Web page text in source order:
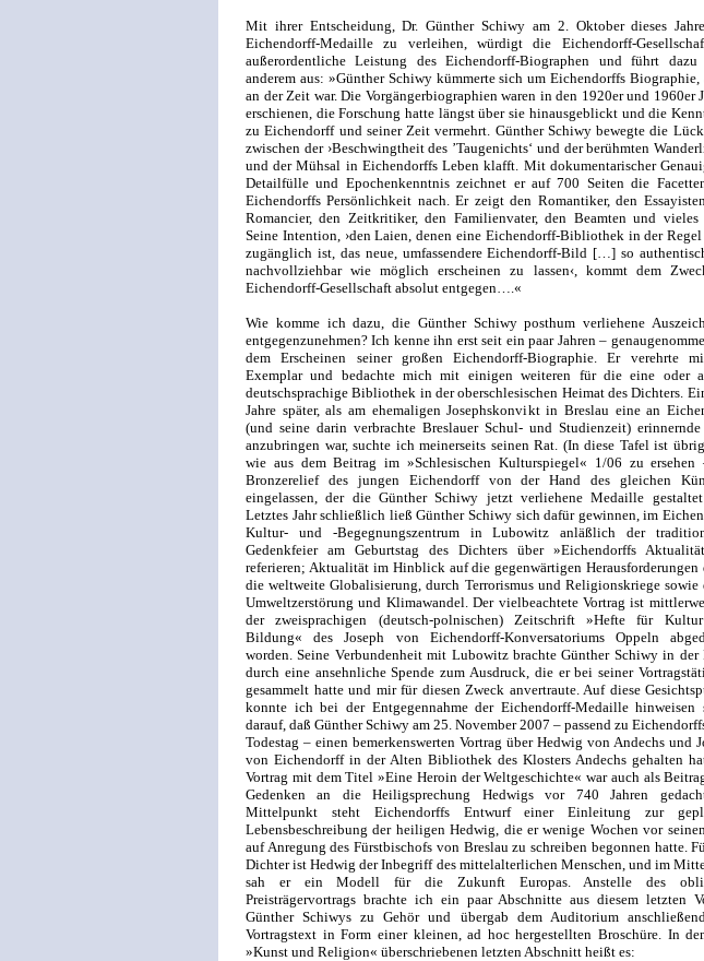
Mit ihrer Entscheidung, Dr. Günther Schiwy am 2. Oktober dieses
Eichendorff-Medaille zu verleihen, würdigt die Eichendorff-
außerordentliche Leistung des Eichendorff-Biographen und führt dazu
anderem aus: »Günther Schiwy kümmerte sich um Eichendorffs Biographie,
an der Zeit war. Die Vorgängerbiographien waren in den 1920er und 1960er
erschienen, die Forschung hatte längst über sie hinausgeblickt und die
zu Eichendorff und seiner Zeit vermehrt. Günther Schiwy bewegte die
zwischen der ›Beschwingtheit des ’Taugenichts‘ und der berühmten
und der Mühsal in Eichendorffs Leben klafft. Mit dokumentarischer
Detailfülle und Epochenkenntnis zeichnet er auf 700 Seiten die
Eichendorffs Persönlichkeit nach. Er zeigt den Romantiker, den
Romancier, den Zeitkritiker, den Familienvater, den Beamten und vieles
Seine Intention, ›den Laien, denen eine Eichendorff-Bibliothek in der
zugänglich ist, das neue, umfassendere Eichendorff-Bild […] so
nachvollziehbar wie möglich erscheinen zu lassen‹, kommt dem
Eichendorff-Gesellschaft absolut entgegen….«
Wie komme ich dazu, die Günther Schiwy posthum verliehene
entgegenzunehmen? Ich kenne ihn erst seit ein paar Jahren –
dem Erscheinen seiner großen Eichendorff-Biographie. Er verehrte
Exemplar und bedachte mich mit einigen weiteren für die eine oder
deutschsprachige Bibliothek in der oberschlesischen Heimat des Dichters.
Jahre später, als am ehemaligen Josephs­konvikt in Breslau eine an
(und seine darin verbrachte Breslauer Schul- und Studienzeit)
anzubringen war, suchte ich meinerseits seinen Rat. (In diese Tafel ist
wie aus dem Beitrag im »Schlesischen Kulturspiegel« 1/06 zu
Bronzerelief des jungen Eichendorff von der Hand des gleichen
eingelassen, der die Günther Schiwy jetzt verliehene Medaille
Letztes Jahr schließlich ließ Günther Schiwy sich dafür gewinnen, im
Kultur- und -Begeg­nungs­zentrum in Lubowitz anläßlich der
Gedenkfeier am Geburts­tag des Dichters über »Eichendorffs
referieren; Aktualität im Hinblick auf die gegenwärtigen Herausforderungen
die weltweite Globalisierung, durch Terrorismus und Religionskriege sowie
Umweltzerstörung und Klimawandel. Der vielbeachtete Vortrag ist
der zweisprachigen (deutsch-polnischen) Zeitschrift »Hefte für
Bildung« des Joseph von Eichendorff-Konver­satoriums Oppeln
worden. Seine Verbundenheit mit Lubowitz brachte Günther Schiwy in der
durch eine ansehnliche Spende zum Ausdruck, die er bei seiner
gesammelt hatte und mir für diesen Zweck anvertraute. Auf diese
konnte ich bei der Entgegennahme der Eichendorff-Medaille hinweisen
darauf, daß Günther Schiwy am 25. November 2007 – passend zu
Todestag – einen bemerkenswerten Vortrag über Hedwig von Andechs und
von Eichendorff in der Alten Bibliothek des Klosters Andechs gehalten
Vortrag mit dem Titel »Eine Heroin der Weltgeschichte« war auch als
Gedenken an die Heiligsprechung Hedwigs vor 740 Jahren
Mittelpunkt steht Eichendorffs Ent­wurf einer Einleitung zur
Lebensbeschreibung der heiligen Hedwig, die er wenige Wochen vor
auf Anregung des Fürstbischofs von Breslau zu schreiben begonnen hatte.
Dichter ist Hedwig der Inbegriff des mittelalterlichen Menschen, und im
sah er ein Modell für die Zukunft Europas. Anstelle des
Preisträgervortrags brachte ich ein paar Abschnitte aus diesem letzten
Günther Schiwys zu Gehör und übergab dem Auditorium
Vortragstext in Form einer kleinen, ad hoc hergestellten Broschüre. In
»Kunst und Religion« überschriebenen letzten Abschnitt heißt es: